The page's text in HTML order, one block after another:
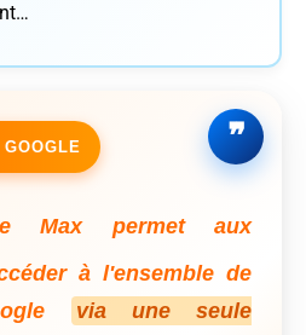
Max permet aux
à l'ensemble de
via une seule